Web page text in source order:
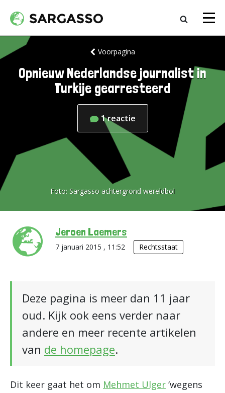
Voorpagina
Opnieuw Nederlandse journalist in
Turkije gearresteerd
1reactie
Foto: Sargasso achtergrond wereldbol
Jeroen Laemers
7 januari 2015 , 11:52 Rechtsstaat
Deze pagina is meer dan 11 jaar
oud. Kijk ook eens verder naar
andere en meer recente artikelen
van de homepage.
Dit keer gaat het om Mehmet Ulger ‘wegens